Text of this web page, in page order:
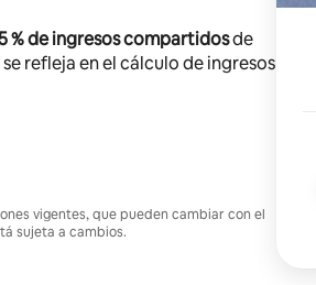
% de ingresos compartidosde
refleja en el cálculo de ingresos
vigentes, que pueden cambiar con el
sujeta a cambios.